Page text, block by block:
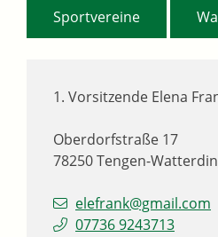
1. Vorsitzende Elena
Oberdorfstraße 17
78250Tengen-
elefrank@gmail.com
07736 9243713
Sportvereine